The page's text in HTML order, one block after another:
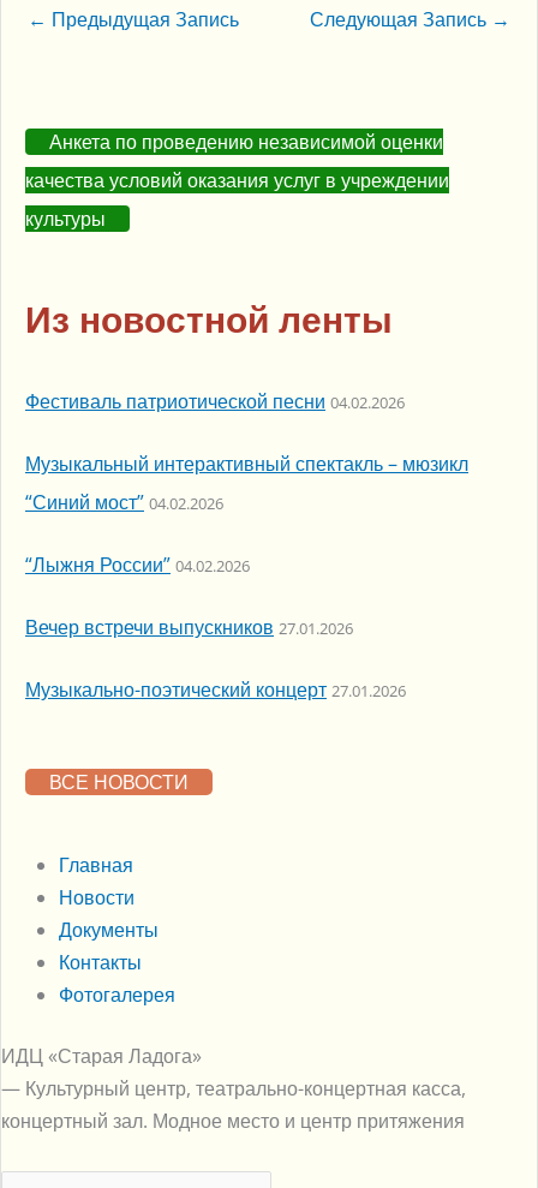
← Предыдущая Запись Следующая Запись →
Анкета по проведению независимой оценки
качества условий оказания услуг в учреждении
культуры
Из новостной ленты
Фестиваль патриотической песни 04.02.2026
Музыкальный интерактивный спектакль – мюзикл
“Синий мост” 04.02.2026
“Лыжня России” 04.02.2026
Вечер встречи выпускников 27.01.2026
Музыкально-поэтический концерт 27.01.2026
ВСЕ НОВОСТИ
Главная
Новости
Документы
Контакты
Фотогалерея
ИДЦ «Старая Ладога»
— Культурный центр, театрально-концертная касса,
концертный зал. Модное место и центр притяжения